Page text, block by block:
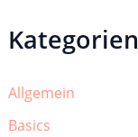
Kategorien
Allgemein
Basics